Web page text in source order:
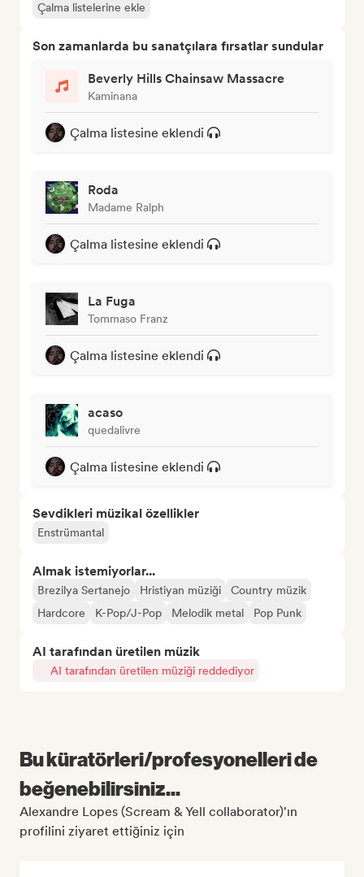
Çalma listelerine ekle
Son zamanlarda bu sanatçılara fırsatlar sundular
Beverly Hills Chainsaw Massacre
Kaminana
Çalma listesine eklendi
Roda
Madame Ralph
Çalma listesine eklendi
La Fuga
Tommaso Franz
Çalma listesine eklendi
acaso
quedalivre
Çalma listesine eklendi
Sevdikleri müzikal özellikler
Enstrümantal
Almak istemiyorlar...
Brezilya Sertanejo Hristiyan müziği
Country müzik
Hardcore
K-Pop/J-Pop Melodik metal Pop Punk
AI tarafından üretilen müzik
AI tarafından üretilen müziği reddediyor
Bu küratörleri/profesyonelleri de
beğenebilirsiniz...
Alexandre Lopes (Scream & Yell collaborator)'ın
profilini ziyaret ettiğiniz için